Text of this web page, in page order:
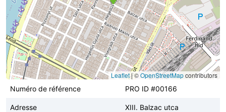
Leaflet|©OpenStreetMapcontributors
Numéro de référence
PRO ID #00166
Adresse XIII. Balzac utca